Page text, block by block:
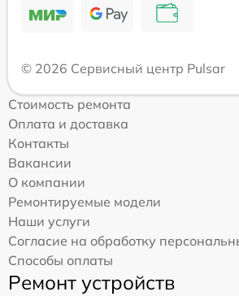
© 2026 Сервисный центр Pulsar
Стоимость ремонта
Оплата и доставка
Контакты
Вакансии
О компании
Ремонтируемые модели
Наши услуги
Согласие на обработку
Способы оплаты
Ремонт устройств